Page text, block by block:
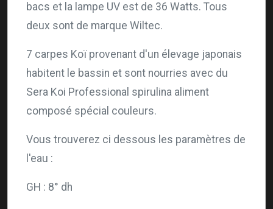
bacs et la lampe UV est de 36 Watts. Tous
deux sont de marque Wiltec.
7 carpes Koï provenant d'un élevage japonais
habitent le bassin et sont nourries avec du
Sera Koi Professional spirulina aliment
composé spécial couleurs.
Vous trouverez ci dessous les paramètres de
l'eau :
GH : 8° dh